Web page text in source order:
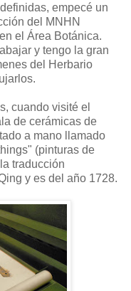
empecé un
del MNHN
el Área Botánica.
y tengo la gran
del Herbario
cuando visité el
de cerámicas de
a mano llamado
(pinturas de
traducción
y es del año 1728.